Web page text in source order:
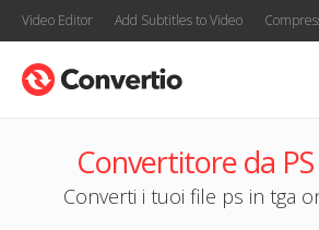
Video Editor Add Subtitles to Video
Convertitore da
Converti i tuoi file ps in tga